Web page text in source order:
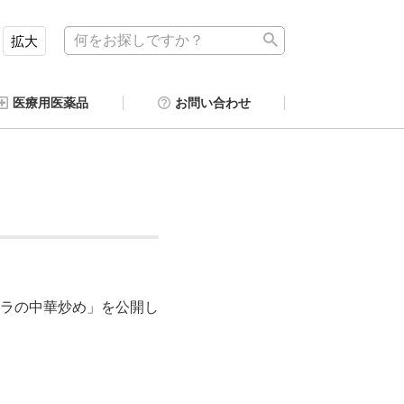
拡大
医療用医薬品 お問い合わせ
の中華炒め」を公開し